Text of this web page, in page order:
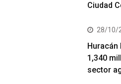
Ciudad
28/10/
1,340
sector